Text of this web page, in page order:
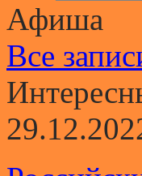
Афиша
Все